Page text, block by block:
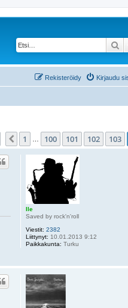
Kirjaudu
Rekisteröidy
Sivu 104Edellinen
1 100 101 102 103
Ile
Saved by rock'n'roll
Viestit: 2382
Liittynyt: 10.01.2013 9:12
Paikkakunta: Turku